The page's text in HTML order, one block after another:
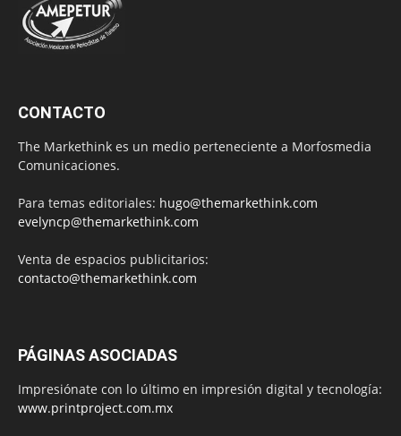
CONTACTO
The Markethink es un medio perteneciente a Morfosmedia
Comunicaciones.
Para temas editoriales: hugo@themarkethink.com
evelyncp@themarkethink.com
Venta de espacios publicitarios:
contacto@themarkethink.com
PÁGINAS ASOCIADAS
Impresiónate con lo último en impresión digital y tecnología:
www.printproject.com.mx